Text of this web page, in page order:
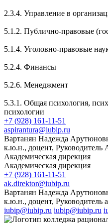
2.3.4. Управление в
5.1.2. Публично-правовые
5.1.4. Уголовно-правовые
5.2.4. Финансы
5.2.6. Менеджмент
5.3.1. Общая психология,
психологии
+7 (928) 161-11-51
aspirantura@iubip.ru
Вартанян Надежда
к.ю.н., доцент, Руководитель
Академическая дирекция
Академическая дирекция
+7 (928) 161-11-51
ak.direktor@iubip.ru
Вартанян Надежда
к.ю.н., доцент, Руководитель
iubip@iubip.ru iubip@iubip.ru